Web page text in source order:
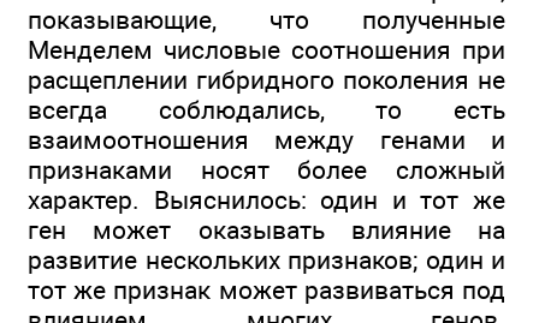
показывающие, что полученные
Менделем числовые соотношения при
расщеплении гибридного поколения не
всегда соблюдались, то есть
взаимоотношения между генами и
признаками носят более сложный
характер. Выяснилось: один и тот же
ген может оказывать влияние на
развитие нескольких признаков; один и
тот же признак может развиваться под